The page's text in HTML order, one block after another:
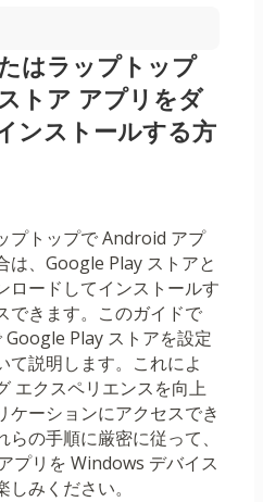
はラップトップ
トア アプリをダ
ンストールする方
プトップで Android アプ
は、Google Play ストアと
ロードしてインストールす
できます。このガイドで
Play ストアを設定
て説明します。これによ
エクスペリエンスを向上
ケーションにアクセスでき
の手順に厳密に従って、
プリを Windows デバイス
みください。